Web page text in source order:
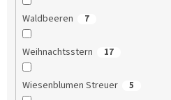
Waldbeeren 7
Weihnachtsstern 17
Wiesenblumen Streuer 5